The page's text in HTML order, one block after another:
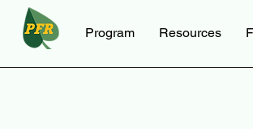
Program Resources